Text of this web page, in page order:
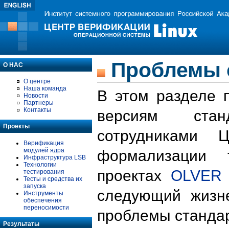
О НАС
О центре
Наша команда
Новости
Партнеры
Контакты
Проекты
Верификация
модулей ядра
Инфраструктура LSB
Технологии
тестирования
Тесты и средства их
запуска
Инструменты
обеспечения
переносимости
Результаты
Проблемы
В этом разделе
версиям
формализации
проектах OLVER
следующий
проблемы